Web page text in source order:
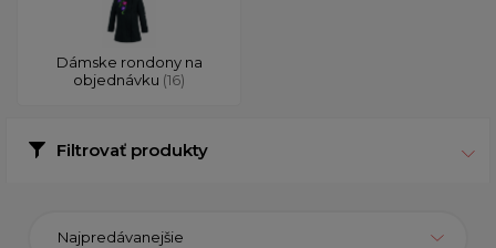
Dámske rondony na
objednávku (16)
Filtrovať produkty
Najpredávanejšie